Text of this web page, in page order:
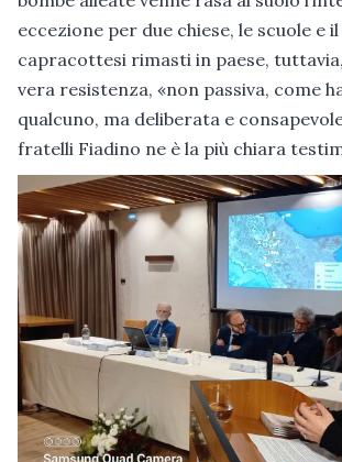
eccezione per due chiese, le scuole e
capracottesi rimasti in paese,
vera resistenza, «non passiva, come
qualcuno, ma deliberata e
fratelli Fiadino ne è la più chiara